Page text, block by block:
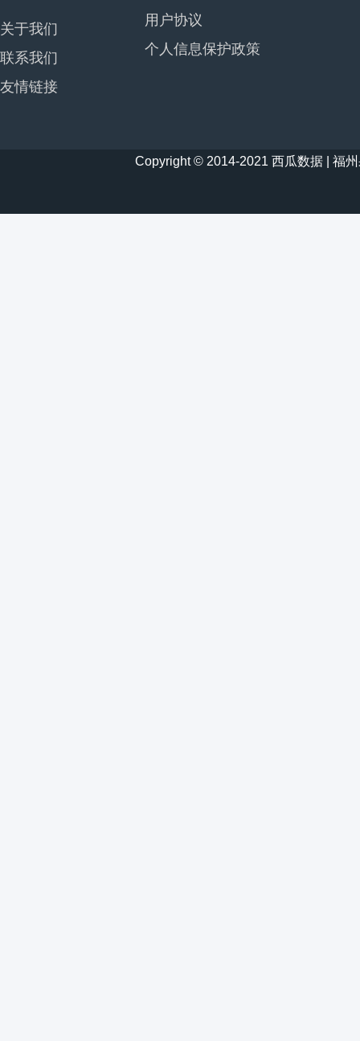
关于我们
联系我们
友情链接
用户协议
个人信息保护政策
Copyright © 2014-2021 西瓜数据 | 福